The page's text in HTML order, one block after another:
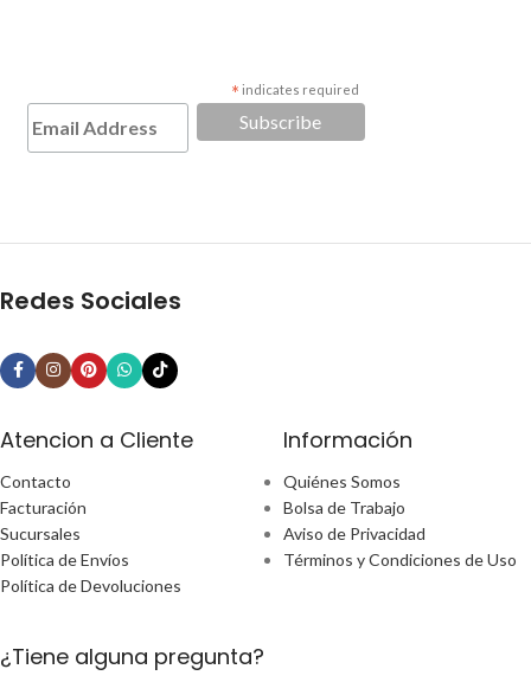
* indicates required
Redes Sociales
Atencion a Cliente
Contacto
Facturación
Sucursales
Política de Envíos
Política de Devoluciones
Información
Quiénes Somos
Bolsa de Trabajo
Aviso de Privacidad
Términos y Condiciones de Uso
¿Tiene alguna pregunta?